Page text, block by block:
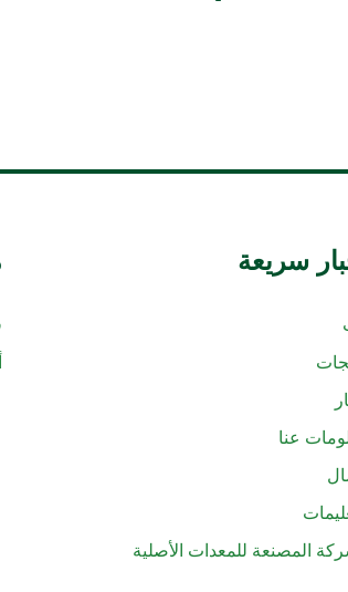
سريعة
عنا
المصنعة للمعدات الأصلية